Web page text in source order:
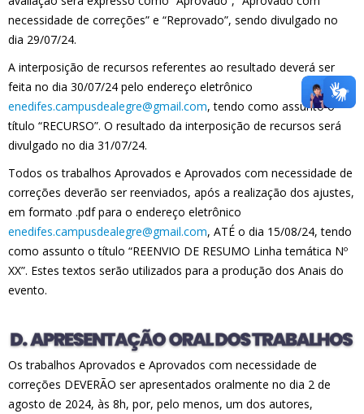
necessidade de correções” e “Reprovado”, sendo divulgado no
dia 29/07/24.
A interposição de recursos referentes ao resultado deverá ser
feita no dia 30/07/24 pelo endereço eletrônico
enedifes.campusdealegre@gmail.com, tendo como assunto o
título “RECURSO”. O resultado da interposição de recursos será
divulgado no dia 31/07/24.
Todos os trabalhos Aprovados e Aprovados com necessidade de
correções deverão ser reenviados, após a realização dos ajustes,
em formato .pdf para o endereço eletrônico
enedifes.campusdealegre@gmail.com, ATÉ o dia 15/08/24, tendo
como assunto o título “REENVIO DE RESUMO Linha temática Nº
XX”. Estes textos serão utilizados para a produção dos Anais do
evento.
Os trabalhos Aprovados e Aprovados com necessidade de
correções DEVERÃO ser apresentados oralmente no dia 2 de
agosto de 2024, às 8h, por, pelo menos, um dos autores,